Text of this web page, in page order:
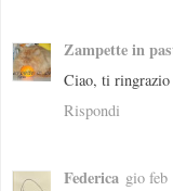
Zampette in
Ciao, ti ringrazio
Rispondi
Federica gio feb